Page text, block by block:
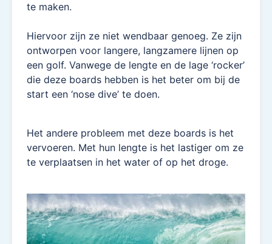
te maken.
Hiervoor zijn ze niet wendbaar genoeg. Ze zijn
ontworpen voor langere, langzamere lijnen op
een golf. Vanwege de lengte en de lage ‘rocker’
die deze boards hebben is het beter om bij de
start een ‘nose dive’ te doen.
Het andere probleem met deze boards is het
vervoeren. Met hun lengte is het lastiger om ze
te verplaatsen in het water of op het droge.